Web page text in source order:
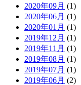
2020年09月 (1)
2020年06月 (1)
2020年01月 (1)
2019年12月 (1)
2019年11月 (1)
2019年08月 (1)
2019年07月 (1)
2019年06月 (2)